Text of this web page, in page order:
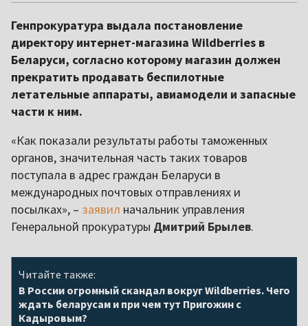
Генпрокуратура выдала постановление
директору интернет-магазина Wildberries в
Беларуси, согласно которому магазин должен
прекратить продавать беспилотные
летательные аппараты, авиамодели и запасные
части к ним.
«Как показали результаты работы таможенных
органов, значительная часть таких товаров
поступала в адрес граждан Беларуси в
международных почтовых отправлениях и
посылках», – заявил начальник управления
Генеральной прокуратуры Дмитрий Брылев.
Читайте также:
В России огромный скандал вокруг Wildberries. Чего
ждать беларусам и при чем тут Пригожин с
Кадыровым?